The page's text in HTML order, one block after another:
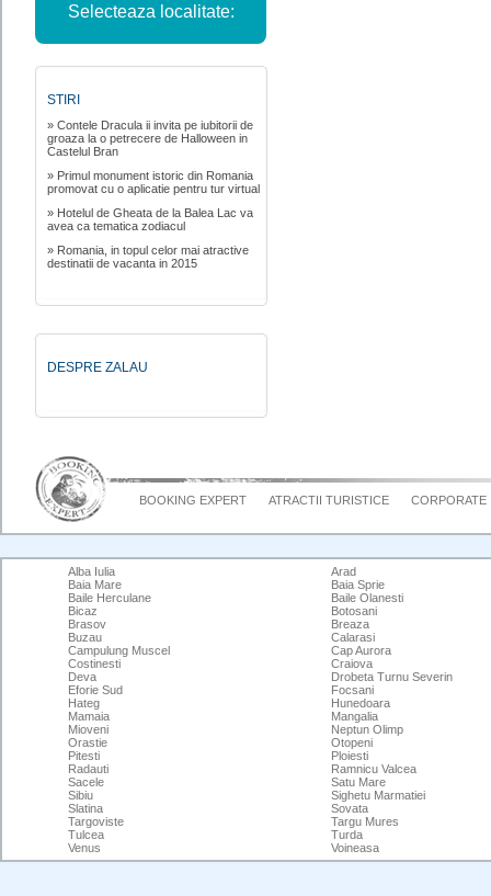
Selecteaza localitate:
STIRI
» Contele Dracula ii invita pe iubitorii de
groaza la o petrecere de Halloween in
Castelul Bran
» Primul monument istoric din Romania
promovat cu o aplicatie pentru tur virtual
» Hotelul de Gheata de la Balea Lac va
avea ca tematica zodiacul
» Romania, in topul celor mai atractive
destinatii de vacanta in 2015
DESPRE ZALAU
BOOKING EXPERT ATRACTII TURISTICE CORPORATE
Alba Iulia
Arad
Baia Mare
Baia Sprie
Baile Herculane
Baile Olanesti
Bicaz
Botosani
Brasov
Breaza
Buzau
Calarasi
Campulung Muscel
Cap Aurora
Costinesti
Craiova
Deva
Drobeta Turnu Severin
Eforie Sud
Focsani
Hateg
Hunedoara
Mamaia
Mangalia
Mioveni
Neptun Olimp
Orastie
Otopeni
Pitesti
Ploiesti
Radauti
Ramnicu Valcea
Sacele
Satu Mare
Sibiu
Sighetu Marmatiei
Slatina
Sovata
Targoviste
Targu Mures
Tulcea
Turda
Venus
Voineasa